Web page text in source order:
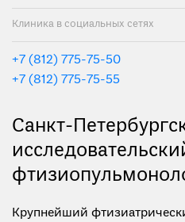
Клиника в социальных сетях
+7 (812) 775-75-50
+7 (812) 775-75-55
Санкт-
Крупнейший